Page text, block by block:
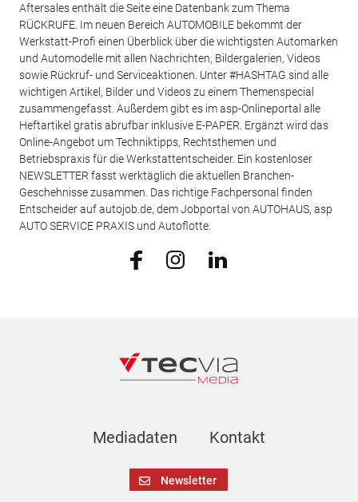
Aftersales enthält die Seite eine Datenbank zum Thema
RÜCKRUFE. Im neuen Bereich AUTOMOBILE bekommt der
Werkstatt-Profi einen Überblick über die wichtigsten Automarken
und Automodelle mit allen Nachrichten, Bildergalerien, Videos
sowie Rückruf- und Serviceaktionen. Unter #HASHTAG sind alle
wichtigen Artikel, Bilder und Videos zu einem Themenspecial
zusammengefasst. Außerdem gibt es im asp-Onlineportal alle
Heftartikel gratis abrufbar inklusive E-PAPER. Ergänzt wird das
Online-Angebot um Techniktipps, Rechtsthemen und
Betriebspraxis für die Werkstattentscheider. Ein kostenloser
NEWSLETTER fasst werktäglich die aktuellen Branchen-
Geschehnisse zusammen. Das richtige Fachpersonal finden
Entscheider auf autojob.de, dem Jobportal von AUTOHAUS, asp
AUTO SERVICE PRAXIS und Autoflotte.
Mediadaten Kontakt
Newsletter